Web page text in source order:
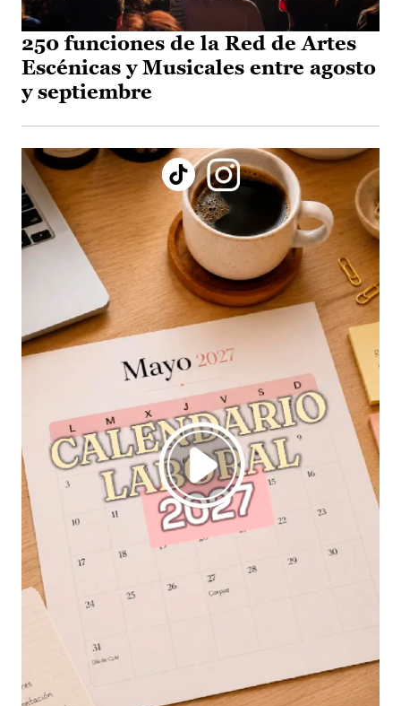
250 funciones de la Red de Artes
Escénicas y Musicales entre agosto
y septiembre